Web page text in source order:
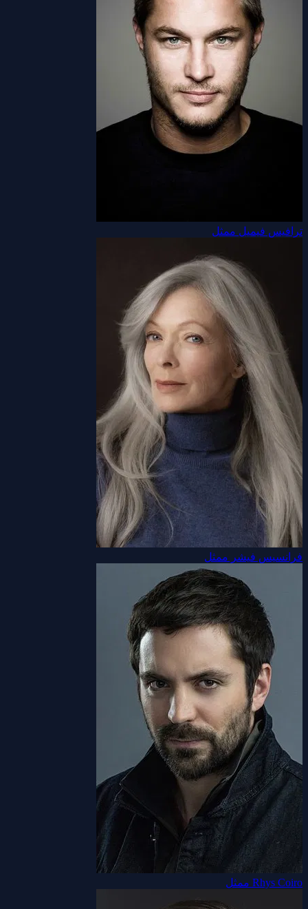
ترافيس فيميل ممثل
فرانسيس فيشر ممثل
Rhys Coiro ممثل